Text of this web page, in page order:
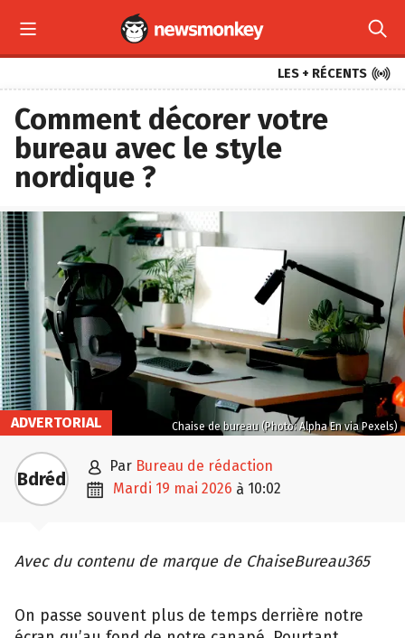
 
LES + RÉCENTS 
Comment décorer votre
bureau avec le style
nordique ?
Chaise de bureau (Photo: Alpha En via Pexels)
ADVERTORIAL
Bdréd  par Bureau de rédaction
 mardi 19 mai 2026 à 10:02
Avec du contenu de marque de ChaiseBureau365
On pa‍ss‌e souvent plus de temps derri​ère notre